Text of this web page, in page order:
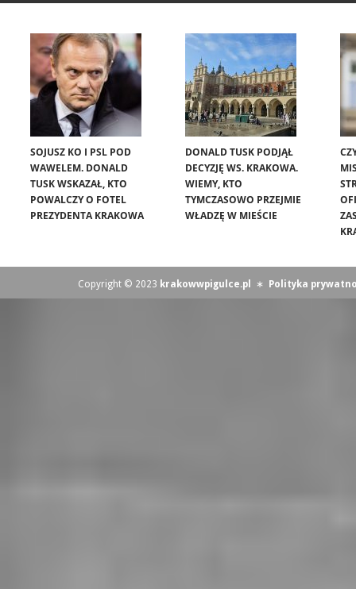
SOJUSZ KO I PSL POD
WAWELEM. DONALD
TUSK WSKAZAŁ, KTO
POWALCZY O FOTEL
PREZYDENTA KRAKOWA
DONALD TUSK PODJĄŁ
DECYZJĘ WS. KRAKOWA.
WIEMY, KTO
TYMCZASOWO PRZEJMIE
WŁADZĘ W MIEŚCIE
Copyright © 2023 krakowwpigulce.pl ∗ Polityka